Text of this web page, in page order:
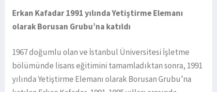
Erkan Kafadar 1991 yılında Yetiştirme Elemanı
olarak Borusan Grubu’na katıldı
1967 doğumlu olan ve İstanbul Üniversitesi İşletme
bölümünde lisans eğitimini tamamladıktan sonra, 1991
yılında Yetiştirme Elemanı olarak Borusan Grubu’na